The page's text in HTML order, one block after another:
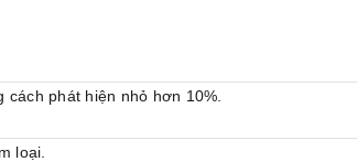
cách phát hiện nhỏ hơn
loại.